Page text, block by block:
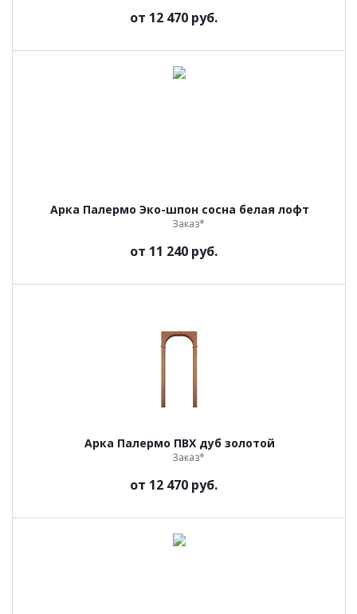
от 12 470 руб.
Арка Палермо Эко-шпон сосна белая лофт
Заказ*
от 11 240 руб.
Арка Палермо ПВХ дуб золотой
Заказ*
от 12 470 руб.